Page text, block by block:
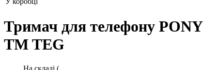
Тримач для телефону PONY
TM TEG
На складі (